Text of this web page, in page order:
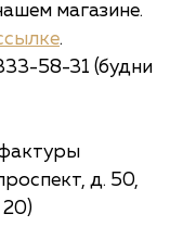
магазине.
.
58-31 (будни
д. 50,
20)